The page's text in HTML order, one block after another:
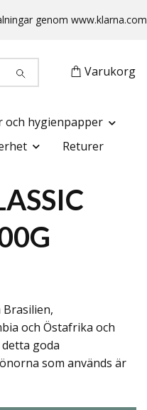
genom www.klarna.com
Varukorg
och hygienpapper
Returer
och Östafrika och
goda
som används är